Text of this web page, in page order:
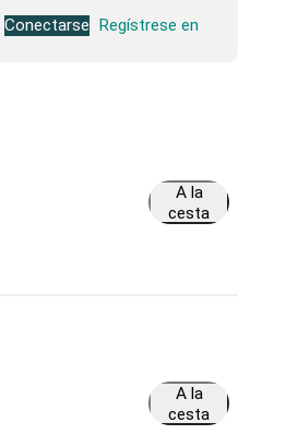
Conectarse Regístrese en
A la
cesta
A la
cesta